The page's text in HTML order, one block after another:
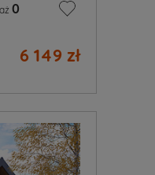
0
6 149 zł